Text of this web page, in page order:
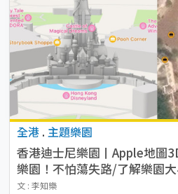
全港 . 主題樂園
香港迪士尼樂園丨Apple地圖
樂園！不怕蕩失路/了解樂園
教學）
文 : 李知樂